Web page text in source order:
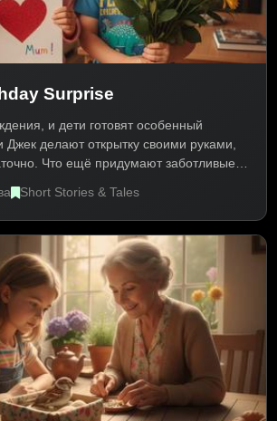
Surprise
и дети готовят особенный
делают открытку своими руками,
Что ещё придумают заботливые
развивает лексику о семье,
Практика Present Simple и
Short Stories & Tales